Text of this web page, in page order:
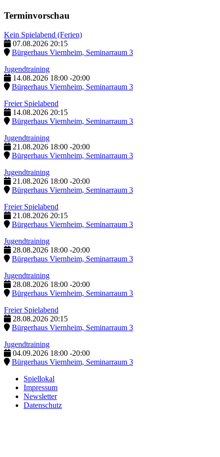
Terminvorschau
Kein Spielabend (Ferien)
07.08.2026 20:15
Bürgerhaus Viernheim, Seminarraum 3
Jugendtraining
14.08.2026 18:00 -20:00
Bürgerhaus Viernheim, Seminarraum 3
Freier Spielabend
14.08.2026 20:15
Bürgerhaus Viernheim, Seminarraum 3
Jugendtraining
21.08.2026 18:00 -20:00
Bürgerhaus Viernheim, Seminarraum 3
Jugendtraining
21.08.2026 18:00 -20:00
Bürgerhaus Viernheim, Seminarraum 3
Freier Spielabend
21.08.2026 20:15
Bürgerhaus Viernheim, Seminarraum 3
Jugendtraining
28.08.2026 18:00 -20:00
Bürgerhaus Viernheim, Seminarraum 3
Jugendtraining
28.08.2026 18:00 -20:00
Bürgerhaus Viernheim, Seminarraum 3
Freier Spielabend
28.08.2026 20:15
Bürgerhaus Viernheim, Seminarraum 3
Jugendtraining
04.09.2026 18:00 -20:00
Bürgerhaus Viernheim, Seminarraum 3
Spiellokal
Impressum
Newsletter
Datenschutz